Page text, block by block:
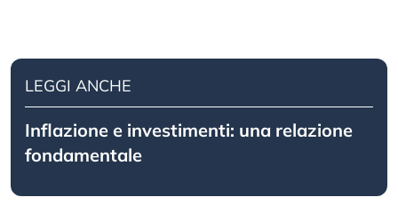
LEGGI ANCHE
Inflazione e investimenti: una relazione
fondamentale